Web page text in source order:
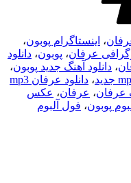
، اینستاگرام پوبون،
عرفان، پوبون، دانلود
، دانلود آهنگ جدید پوبون،
،
دانلود عرفان mp3
عرفان، عرفان، عکس
پوبون، فول آلبوم